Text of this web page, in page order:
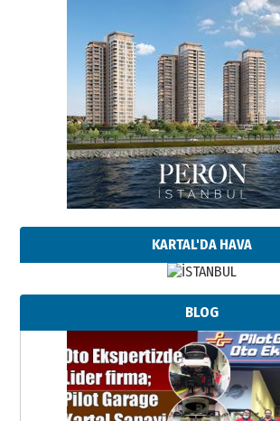
KARTAL'DA HAVA
BLOG